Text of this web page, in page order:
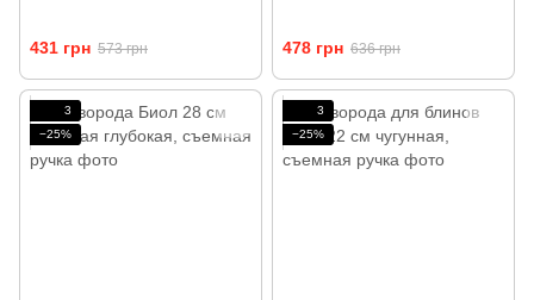
431 грн 573 грн 478 грн 636 грн
3
−25%
3
−25%